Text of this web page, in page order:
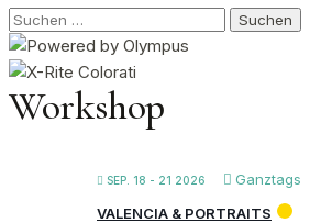
Suchen
nach:
Workshop
SEP. 18 - 21 2026
Ganztags
VALENCIA & PORTRAITS